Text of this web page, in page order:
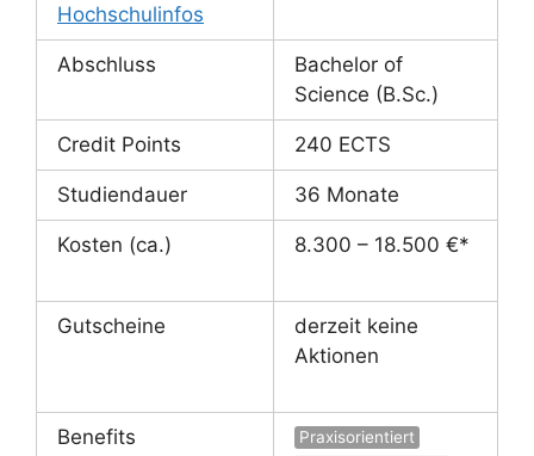
Hochschulinfos
Abschluss
Bachelor of
Science (B.Sc.)
Credit Points 240 ECTS
Studiendauer 36 Monate
Kosten (ca.) 8.300 – 18.500 €*
Gutscheine
derzeit keine
Aktionen
Benefits
Praxisorientiert